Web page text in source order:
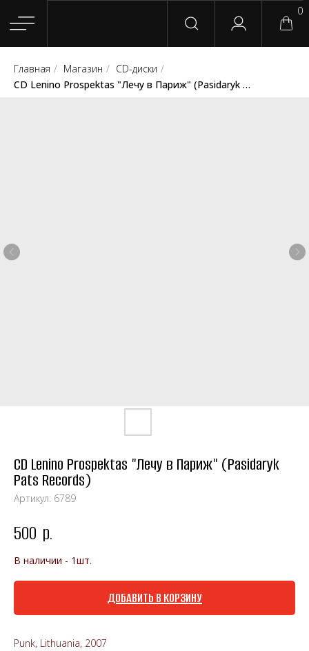
Главная Магазин Группы
Главная / Магазин / CD-диски /
CD Lenino Prospektas "Лечу в Париж" (Pasidaryk Pats Records)
CD Lenino Prospektas "Лечу в Париж" (Pasidaryk
Pats Records)
Артикул: 6789
500 р.
В наличии - 1шт.
ДОБАВИТЬ В КОРЗИНУ
Punk, Lithuania, 2007